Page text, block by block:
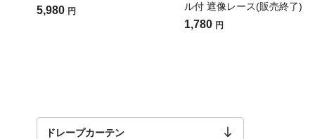
5,980 円
ル付 遮像レース(販売終了)
1,780 円
ドレープカーテン